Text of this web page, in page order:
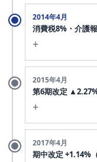
処遇改善交付金が
2014年4月
消費税8%・介護
+
消費税5%→8%引
施。サービスごと
上乗せで対応した。
区分支給限度基
別事業所の補填
は乗らず、「基本
2015年4月
第6期改定
+
介護費用適正化の
2017年4月
期中改定 +1.14%